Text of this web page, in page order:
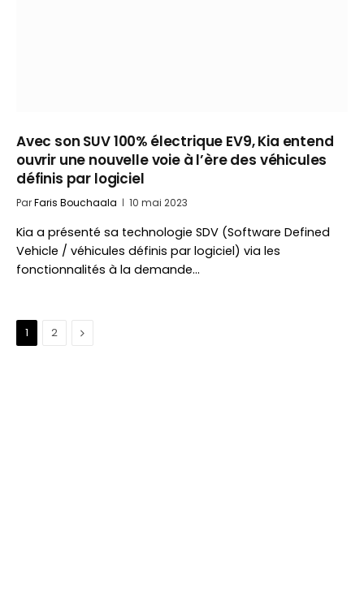
Avec son SUV 100% électrique EV9, Kia entend
ouvrir une nouvelle voie à l’ère des véhicules
définis par logiciel
ParFaris Bouchaala 10 mai 2023
Kia a présenté sa technologie SDV (Software Defined
Vehicle / véhicules définis par logiciel) via les
fonctionnalités à la demande…
1 2 Suivant